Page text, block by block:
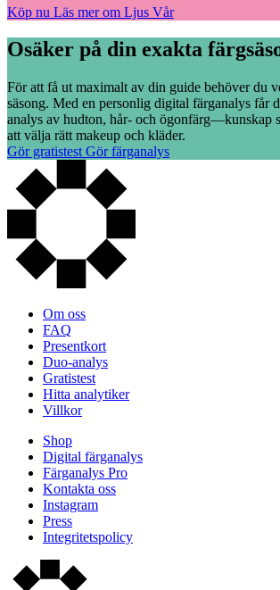
Köp nu Läs mer om Ljus Vår
Osäker på din exakta
För att få ut maximalt av din guide behöver du
säsong. Med en personlig digital färganalys får
analys av hudton, hår- och ögonfärg—kunskap
att välja rätt makeup och kläder.
Gör gratistest Gör färganalys
Om oss
FAQ
Presentkort
Duo-analys
Gratistest
Hitta analytiker
Villkor
Shop
Digital färganalys
Färganalys Pro
Kontakta oss
Instagram
Press
Integritetspolicy